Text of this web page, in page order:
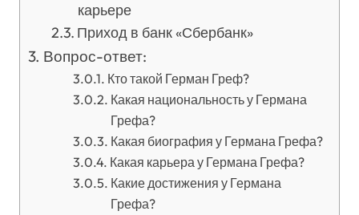
карьере
Приход в банк «Сбербанк»
Вопрос-ответ:
Кто такой Герман Греф?
Какая национальность у Германа
Грефа?
Какая биография у Германа Грефа?
Какая карьера у Германа Грефа?
Какие достижения у Германа
Грефа?